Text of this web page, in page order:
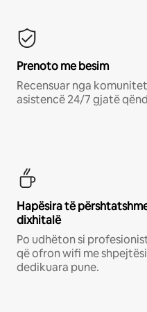
Prenoto me besim
Recensuar nga
asistencë 24/7 gjatë
Hapësira të
dixhitalë
Po udhëton si
që ofron wifi me
dedikuara pune.